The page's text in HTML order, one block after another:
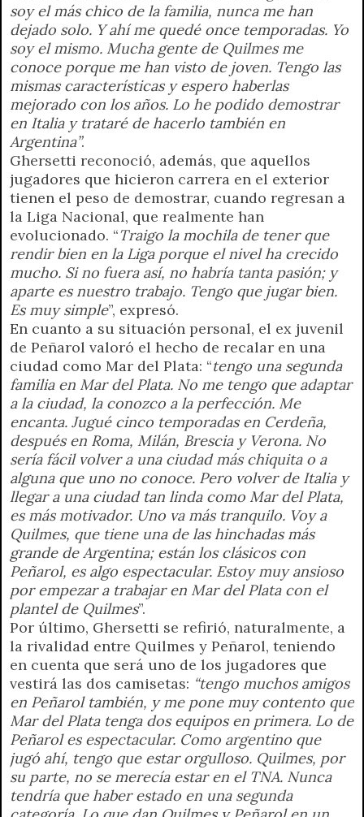
soy el más chico de la familia, nunca me han
dejado solo. Y ahí me quedé once temporadas. Yo
soy el mismo. Mucha gente de Quilmes me
conoce porque me han visto de joven. Tengo las
mismas características y espero haberlas
mejorado con los años. Lo he podido demostrar
en Italia y trataré de hacerlo también en
Argentina”.
Ghersetti reconoció, además, que aquellos
jugadores que hicieron carrera en el exterior
tienen el peso de demostrar, cuando regresan a
la Liga Nacional, que realmente han
evolucionado. “Traigo la mochila de tener que
rendir bien en la Liga porque el nivel ha crecido
mucho. Si no fuera así, no habría tanta pasión; y
aparte es nuestro trabajo. Tengo que jugar bien.
Es muy simple”, expresó.
En cuanto a su situación personal, el ex juvenil
de Peñarol valoró el hecho de recalar en una
ciudad como Mar del Plata: “tengo una segunda
familia en Mar del Plata. No me tengo que adaptar
a la ciudad, la conozco a la perfección. Me
encanta. Jugué cinco temporadas en Cerdeña,
después en Roma, Milán, Brescia y Verona. No
sería fácil volver a una ciudad más chiquita o a
alguna que uno no conoce. Pero volver de Italia y
llegar a una ciudad tan linda como Mar del Plata,
es más motivador. Uno va más tranquilo. Voy a
Quilmes, que tiene una de las hinchadas más
grande de Argentina; están los clásicos con
Peñarol, es algo espectacular. Estoy muy ansioso
por empezar a trabajar en Mar del Plata con el
plantel de Quilmes”.
Por último, Ghersetti se refirió, naturalmente, a
la rivalidad entre Quilmes y Peñarol, teniendo
en cuenta que será uno de los jugadores que
vestirá las dos camisetas: “tengo muchos amigos
en Peñarol también, y me pone muy contento que
Mar del Plata tenga dos equipos en primera. Lo de
Peñarol es espectacular. Como argentino que
jugó ahí, tengo que estar orgulloso. Quilmes, por
su parte, no se merecía estar en el TNA. Nunca
tendría que haber estado en una segunda